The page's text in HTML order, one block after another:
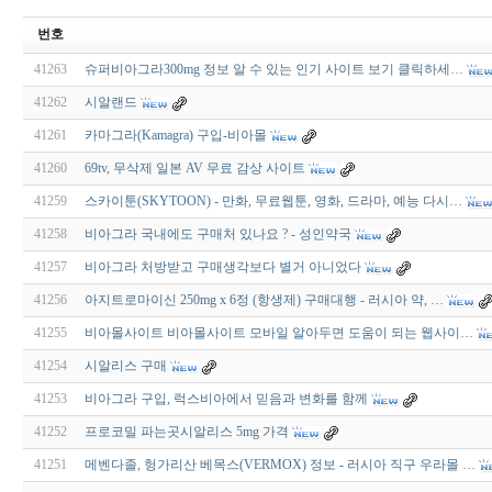
번호
41263 슈퍼비아그라300mg 정보 알 수 있는 인기 사이트 보기 클릭하세…
41262 시알랜드
41261 카마그라(Kamagra) 구입-비아몰
41260 69tv, 무삭제 일본 AV 무료 감상 사이트
41259 스카이툰(SKYTOON) - 만화, 무료웹툰, 영화, 드라마, 예능 다시…
41258 비아그라 국내에도 구매처 있나요 ? - 성인약국
41257 비아그라 처방받고 구매생각보다 별거 아니었다
41256 아지트로마이신 250mg x 6정 (항생제) 구매대행 - 러시아 약, …
41255 비아몰사이트 비아몰사이트 모바일 알아두면 도움이 되는 웹사이…
41254 시알리스 구매
41253 비아그라 구입, 럭스비아에서 믿음과 변화를 함께
41252 프로코밀 파는곳시알리스 5mg 가격
41251 메벤다졸, 헝가리산 베목스(VERMOX) 정보 - 러시아 직구 우라몰 …